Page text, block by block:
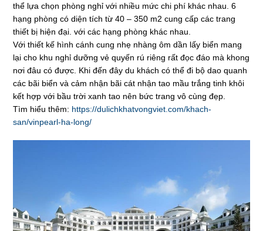
thể lựa chọn phòng nghỉ với nhiều mức chi phí khác nhau. 6
hạng phòng có diện tích từ 40 – 350 m2 cung cấp các trang
thiết bị hiện đại. với các hạng phòng khác nhau.
Với thiết kế hình cánh cung nhẹ nhàng ôm dần lấy biển mang
lại cho khu nghỉ dưỡng vẻ quyến rú riêng rất đọc đáo mà khong
nơi đâu có được. Khi đến đây du khách có thể đi bộ dao quanh
các bãi biển và cảm nhận bãi cát nhận tao mầu trắng tinh khôi
kết hợp với bầu trời xanh tao nên bức trang vô cùng đẹp.
Tìm hiểu thêm: https://dulichkhatvongviet.com/khach-
san/vinpearl-ha-long/